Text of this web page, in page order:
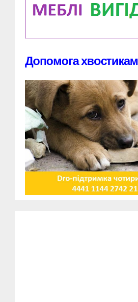
Допомога хвостикам